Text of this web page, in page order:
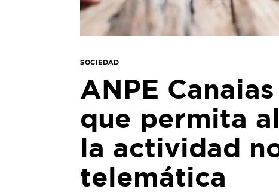
SOCIEDAD
ANPE
que permita
la actividad
telemática